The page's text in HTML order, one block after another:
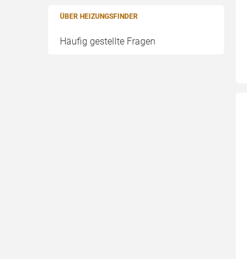
ÜBER HEIZUNGSFINDER
Häufig gestellte Fragen